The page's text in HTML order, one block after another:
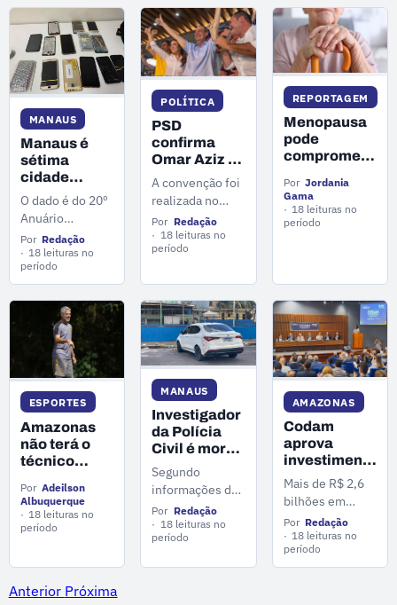
no combate aos
sintomas do
lipedema,
doença crônica
que afeta
milhões de
mulheres
brasileiras.
registros
contabilizados
no primeiro
semestre de
2025.
MANAUS
Manaus é
sétima
cidade
brasileira
com mais
casos de
roubo ou
furto de
O dado é do 20º
Anuário
Brasileiro de
Segurança
Pública,
divulgado pelo
Fórum Brasileiro
de Segurança
Pública.
Por Redação
18 leituras no
período
POLÍTICA
PSD
confirma
Omar Aziz e
Alessandra
Campelo na
disputa pelo
Governo do
Amazonas
A convenção foi
realizada no
Sesi Clube do
Trabalhador, na
zona leste de
Por Redação
18 leituras no
período
REPORTAGEM
Menopausa
pode
comprometer
ossos e
especialista
alerta para
Por Jordania
Gama
18 leituras no
período
ESPORTES
Amazonas
não terá o
técnico
Santana no
jogo diante
do
Por Adeilson
Albuquerque
18 leituras no
período
MANAUS
Investigador
da Polícia
Civil é morto
a tiros em
confronto no
Alvorada
Segundo
informações da
Polícia Civil, o
homem,
identicado como
Por Redação
18 leituras no
período
AMAZONAS
Codam
aprova
investimentos
de mais de
R$ 2,6 bi e
geração de
4,8 mil
empregos
Mais de R$ 2,6
bilhões em
investimentos e
a geração de
4.830 postos de
trabalho estão
Por Redação
18 leituras no
período
Anterior Próxima